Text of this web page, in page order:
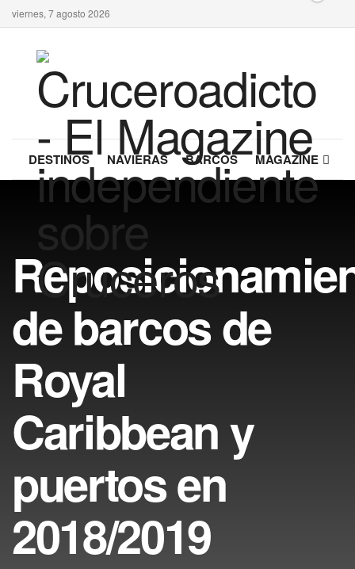
viernes, 7 agosto 2026
DESTINOS NAVIERAS BARCOS MAGAZINE
de barcos de
Royal
Caribbean y
puertos en
2018/2019